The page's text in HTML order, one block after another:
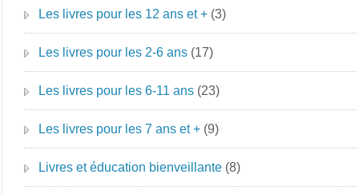
Les livres pour les 12 ans et + (3)
Les livres pour les 2-6 ans (17)
Les livres pour les 6-11 ans (23)
Les livres pour les 7 ans et + (9)
Livres et éducation bienveillante (8)